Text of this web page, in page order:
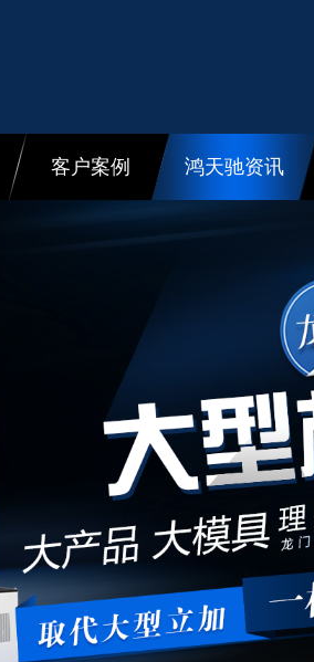
客户案例 鸿天驰资讯